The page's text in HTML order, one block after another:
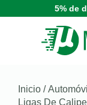
5% de
Inicio /
Ligas De